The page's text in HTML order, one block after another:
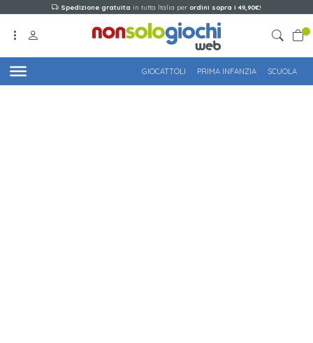
Spedizione gratuita in tutta Italia per ordini sopra i 49,90€!
GIOCATTOLI PRIMA INFANZIA SCUOLA